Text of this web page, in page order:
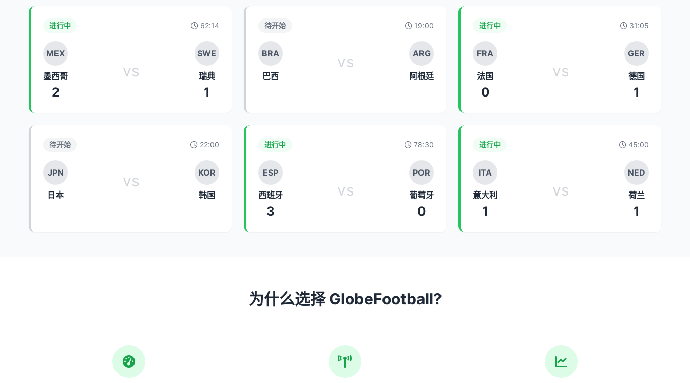
进行中 62:14
MEX
墨西哥
2
vs
SWE
瑞典
1
待开始 19:00
BRA
巴西
vs ARG
阿根廷
进行中 31:05
FRA
法国
0
vs
GER
德国
1
待开始 22:00
JPN
日本
vs KOR
韩国
进行中 78:30
ESP
西班牙
3
vs
POR
葡萄牙
0
进行中 45:00
ITA
意大利
1
vs
NED
荷兰
1
为什么选择 GlobeFootball?